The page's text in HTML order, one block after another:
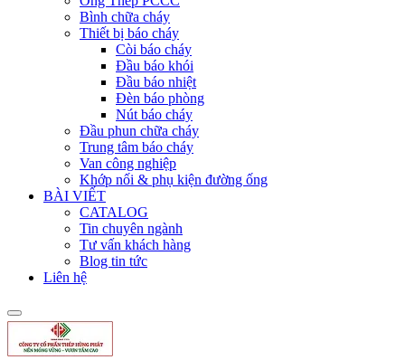
Bình chữa cháy
Thiết bị báo cháy
Còi báo cháy
Đầu báo khói
Đầu báo nhiệt
Đèn báo phòng
Nút báo cháy
Đầu phun chữa cháy
Trung tâm báo cháy
Van công nghiệp
Khớp nối & phụ kiện đường ống
BÀI VIẾT
CATALOG
Tin chuyên ngành
Tư vấn khách hàng
Blog tin tức
Liên hệ